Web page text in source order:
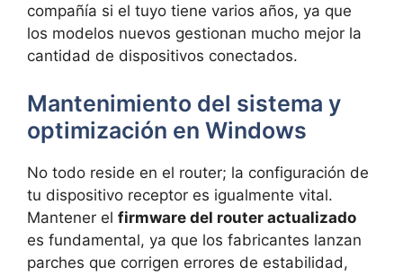
compañía si el tuyo tiene varios años, ya que
los modelos nuevos gestionan mucho mejor la
cantidad de dispositivos conectados.
Mantenimiento del sistema y
optimización en Windows
No todo reside en el router; la configuración de
tu dispositivo receptor es igualmente vital.
Mantener el firmware del router actualizado
es fundamental, ya que los fabricantes lanzan
parches que corrigen errores de estabilidad,